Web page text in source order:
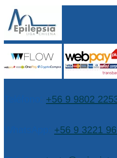
+56 9 9802
+56 9 3221